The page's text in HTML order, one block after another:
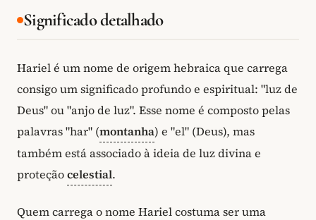
Significado detalhado
Hariel é um nome de origem hebraica que carrega
consigo um significado profundo e espiritual: "luz de
Deus" ou "anjo de luz". Esse nome é composto pelas
palavras "har" (montanha) e "el" (Deus), mas
também está associado à ideia de luz divina e
proteçãocelestial.
Quem carrega o nome Hariel costuma ser uma